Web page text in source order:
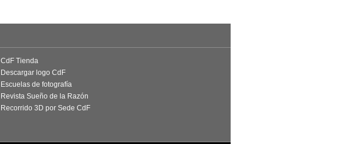
CdF Tienda
Descargar logo CdF
Escuelas de fotografía
Revista Sueño de la Razón
Recorrido 3D por Sede CdF